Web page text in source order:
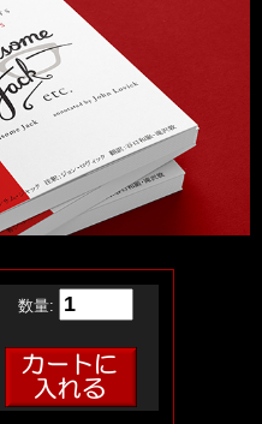
数量: